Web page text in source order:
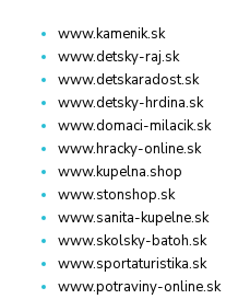
www.kamenik.sk
www.detsky-raj.sk
www.detskaradost.sk
www.detsky-hrdina.sk
www.domaci-milacik.sk
www.hracky-online.sk
www.kupelna.shop
www.stonshop.sk
www.sanita-kupelne.sk
www.skolsky-batoh.sk
www.sportaturistika.sk
www.potraviny-online.sk